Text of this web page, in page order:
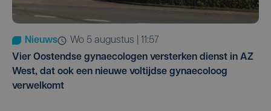
Nieuws
wo 5 augustus | 11:57
Vier Oostendse gynaecologen versterken dienst in AZ
West, dat ook een nieuwe voltijdse gynaecoloog
verwelkomt